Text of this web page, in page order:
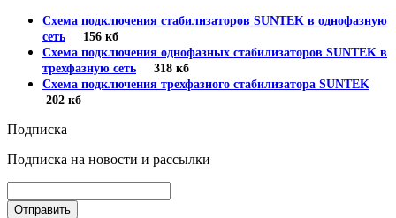
Схема подключения стабилизаторов SUNTEK в однофазную
сеть 156 кб
Схема подключения однофазных стабилизаторов SUNTEK в
трехфазную сеть 318 кб
Схема подключения трехфазного стабилизатора SUNTEK
202 кб
Подписка
Подписка на новости и рассылки